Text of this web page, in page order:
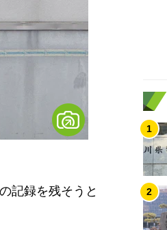
記録を残そうと
1
2